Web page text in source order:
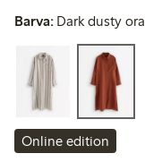
Barva: Dark dusty
Online edition